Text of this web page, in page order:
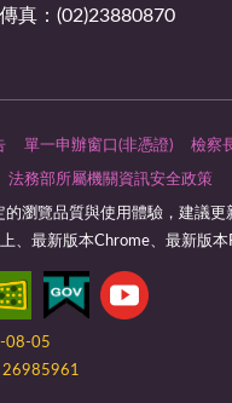
傳真：(02)23880870
單一申辦窗口(非憑證) 檢察
法務部所屬機關資訊安全政策
的瀏覽品質與使用體驗，建議更
、最新版本Chrome、最新版
08-05
26985961